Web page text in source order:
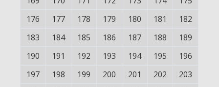
176
177 178 179 180 181
182
183
184 185 186 187 188
189
190
191 192 193 194 195
196
197
198 199 200 201 202
203